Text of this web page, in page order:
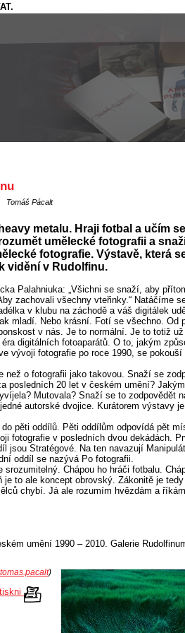
Tomáš Pácalt
metalu. Hraji fotbal a učím
umělecké fotografii a
fotografie. Výstavě, která
vidění v Rudolfinu.
Palahniuka: „Všichni se snaží, aby
zachovali všechny vteřinky.“ Natáčíme
v klubu na záchodě a váš digitálek
mladí. Nebo krásní. Fotí se všechno. Od
v nás. Je to normální. Je to totiž už
digitálních fotoaparátů. O to, jakým
vývoji fotografie po roce 1990, se pokouší
o fotografii jako takovou. Snaží se
posledních 20 let v českém umění? Jakým
Mutovala? Snaží se to zodpovědět
autorské dvojice. Kurátorem výstavy
pěti oddílů. Pěti oddílům odpovídá pět
fotografie v posledních dvou dekádách.
jsou Stratégové. Na ten navazují
oddíl se nazývá Po fotografii.
Chápou ho hráči fotbalu.
to ale koncept obrovský. Zákonitě je tedy
chybí. Já ale rozumím hvězdám a
umění 1990 – 2010. Galerie
tomas.pacalt)